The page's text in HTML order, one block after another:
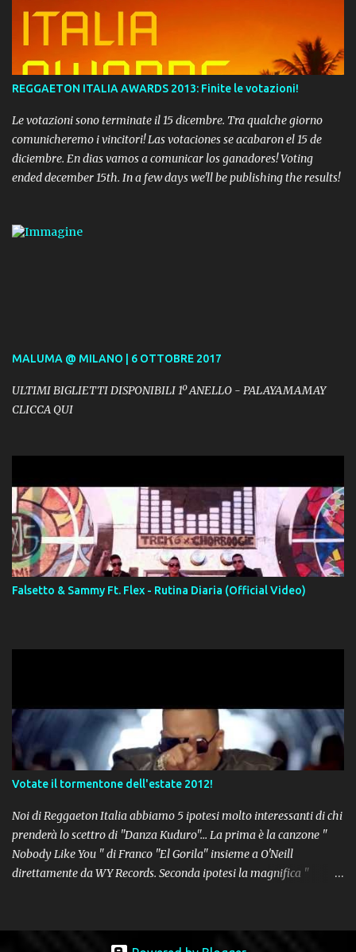
REGGAETON ITALIA AWARDS 2013: Finite le votazioni!
Le votazioni sono terminate il 15 dicembre. Tra qualche giorno
comunicheremo i vincitori! Las votaciones se acabaron el 15 de
diciembre. En dias vamos a comunicar los ganadores! Voting
ended december 15th. In a few days we'll be publishing the results!
MALUMA @ MILANO | 6 OTTOBRE 2017
ULTIMI BIGLIETTI DISPONIBILI 1º ANELLO - PALAYAMAMAY
CLICCA QUI
Falsetto & Sammy Ft. Flex - Rutina Diaria (Official Video)
Votate il tormentone dell'estate 2012!
Noi di Reggaeton Italia abbiamo 5 ipotesi molto interessanti di chi
prenderà lo scettro di "Danza Kuduro"... La prima è la canzone "
Nobody Like You " di Franco "El Gorila" insieme a O'Neill
direttamente da WY Records. Seconda ipotesi la magnifica "
potenziali hits della prossima estate, " Follow The Leader " del trio